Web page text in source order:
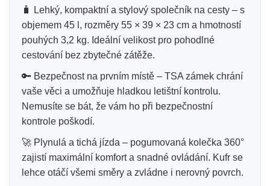
🧳 Lehký, kompaktní a stylový společník na cesty – s
objemem 45 l, rozměry 55 × 39 × 23 cm a hmotností
pouhých 3,2 kg. Ideální velikost pro pohodlné
cestování bez zbytečné zátěže.
🔑 Bezpečnost na prvním místě – TSA zámek chrání
vaše věci a umožňuje hladkou letištní kontrolu.
Nemusíte se bát, že vám ho při bezpečnostní
kontrole poškodí.
🚀 Plynulá a tichá jízda – pogumovaná kolečka 360°
zajistí maximální komfort a snadné ovládání. Kufr se
lehce otáčí všemi směry a zvládne i nerovný povrch.